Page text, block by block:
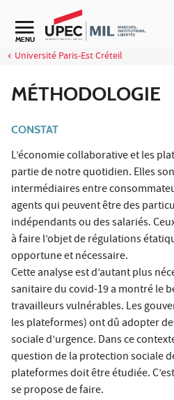
Aller au contenu
Navigation secondaire
MENU
Université Paris-Est Créteil
MÉTHODOLOGIE
CONSTAT
L’économie collaborative et les
partie de notre quotidien. Elles
intermédiaires entre
agents qui peuvent être des
indépendants ou des salariés.
à faire l’objet de régulations
opportune et nécessaire.
Cette analyse est d’autant plus
sanitaire du covid-19 a montré le
travailleurs vulnérables. Les
les plateformes) ont dû adopter
sociale d’urgence. Dans ce
question de la protection sociale
plateformes doit être étudiée.
se propose de faire.